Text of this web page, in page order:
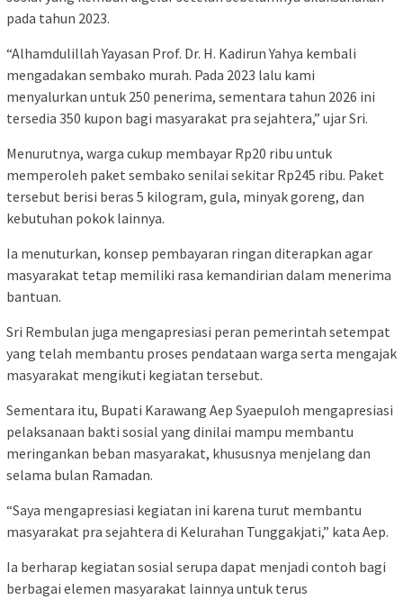
pada tahun 2023.
“Alhamdulillah Yayasan Prof. Dr. H. Kadirun Yahya kembali
mengadakan sembako murah. Pada 2023 lalu kami
menyalurkan untuk 250 penerima, sementara tahun 2026 ini
tersedia 350 kupon bagi masyarakat pra sejahtera,” ujar Sri.
Menurutnya, warga cukup membayar Rp20 ribu untuk
memperoleh paket sembako senilai sekitar Rp245 ribu. Paket
tersebut berisi beras 5 kilogram, gula, minyak goreng, dan
kebutuhan pokok lainnya.
Ia menuturkan, konsep pembayaran ringan diterapkan agar
masyarakat tetap memiliki rasa kemandirian dalam menerima
bantuan.
Sri Rembulan juga mengapresiasi peran pemerintah setempat
yang telah membantu proses pendataan warga serta mengajak
masyarakat mengikuti kegiatan tersebut.
Sementara itu, Bupati Karawang Aep Syaepuloh mengapresiasi
pelaksanaan bakti sosial yang dinilai mampu membantu
meringankan beban masyarakat, khususnya menjelang dan
selama bulan Ramadan.
“Saya mengapresiasi kegiatan ini karena turut membantu
masyarakat pra sejahtera di Kelurahan Tunggakjati,” kata Aep.
Ia berharap kegiatan sosial serupa dapat menjadi contoh bagi
berbagai elemen masyarakat lainnya untuk terus